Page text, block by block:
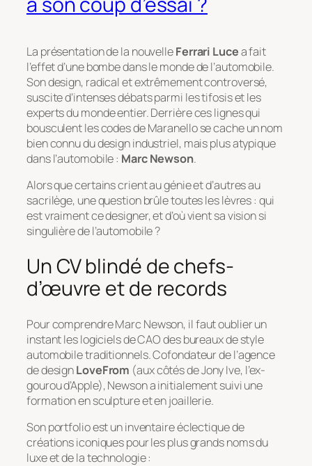
La présentation de la nouvelleFerrari Lucea fait
l’effet d’une bombe dans le monde de l’automobile.
Son design, radical et extrêmement controversé,
suscite d’intenses débats parmi les tifosis et les
experts du monde entier. Derrière ces lignes qui
bousculent les codes de Maranello se cache un nom
bien connu du design industriel, mais plus atypique
dans l’automobile : Marc Newson.
Alors que certains crient au génie et d’autres au
sacrilège, une question brûle toutes les lèvres : qui
est vraiment ce designer, et d’où vient sa vision si
singulière de l’automobile ?
Un CV blindé de chefs-
d’œuvre et de records
Pour comprendre Marc Newson, il faut oublier un
instant les logiciels de CAO des bureaux de style
automobile traditionnels. Cofondateur de l’agence
de designLoveFrom (aux côtés de Jony Ive, l’ex-
gourou d’Apple), Newson a initialement suivi une
formation en sculpture et en joaillerie.
Son portfolio est un inventaire éclectique de
créations iconiques pour les plus grands noms du
luxe et de la technologie :